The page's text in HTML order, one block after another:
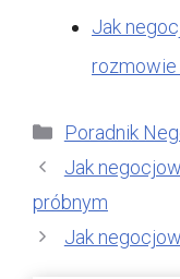
Jak
Kategorie
Poradnik
Jak
próbnym
Jak